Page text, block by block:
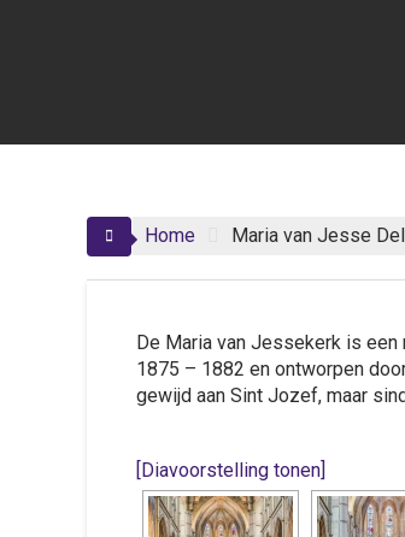
Home Maria van Jesse
De Maria van Jessekerk is
1875 – 1882 en ontworpen
gewijd aan Sint Jozef, maar
[Diavoorstelling tonen]